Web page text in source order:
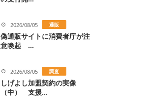
2026/08/05 通販
偽通販サイトに消費者庁が注
意喚起 ...
2026/08/05 調査
しげよし加盟契約の実像
（中） 支援...